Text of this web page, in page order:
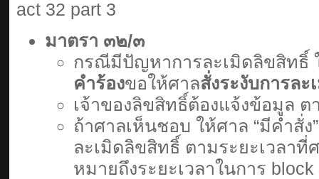
มาตรา ๓๒/๓
กรณีมีปัญหาการละเมิดลิขสิทธิ์
คำร้องขอให้ศาลสั่งระงับการล
เจ้าของลิขสิทธิ์ต้องแจ้งข้อมูล ต
ถ้าศาลเห็นชอบ ให้ศาล “มีคําสั่
ละเมิดลิขสิทธิ์ ตามระยะเวลา
หมายถึงระยะเวลาในการ